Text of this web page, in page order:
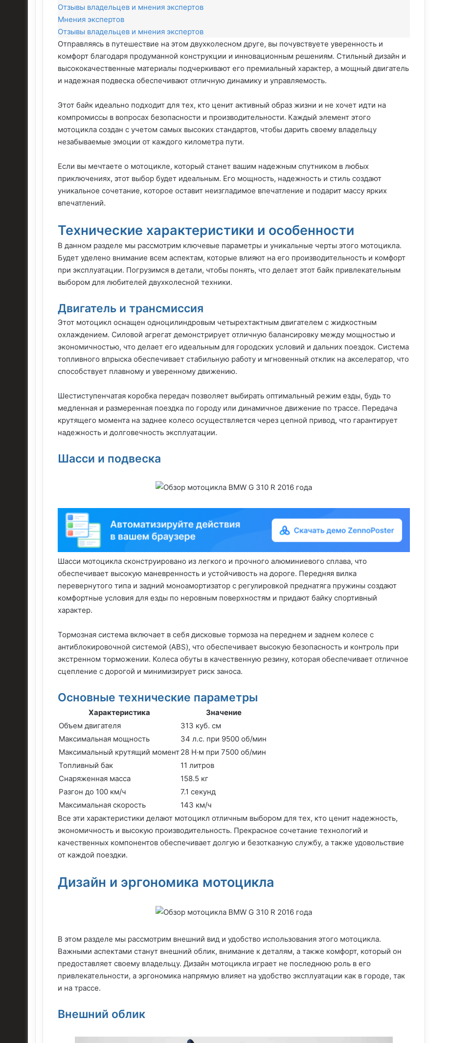
Отзывы владельцев и мнения экспертов
Мнения экспертов
Отзывы владельцев и мнения экспертов
Отправляясь в путешествие на этом двухколесном друге, вы почувствуете уверенность и
комфорт благодаря продуманной конструкции и инновационным решениям. Стильный дизайн и
высококачественные материалы подчеркивают его премиальный характер, а мощный двигатель
и надежная подвеска обеспечивают отличную динамику и управляемость.
Этот байк идеально подходит для тех, кто ценит активный образ жизни и не хочет идти на
компромиссы в вопросах безопасности и производительности. Каждый элемент этого
мотоцикла создан с учетом самых высоких стандартов, чтобы дарить своему владельцу
незабываемые эмоции от каждого километра пути.
Если вы мечтаете о мотоцикле, который станет вашим надежным спутником в любых
приключениях, этот выбор будет идеальным. Его мощность, надежность и стиль создают
уникальное сочетание, которое оставит неизгладимое впечатление и подарит массу ярких
впечатлений.
Технические характеристики и особенности
В данном разделе мы рассмотрим ключевые параметры и уникальные черты этого мотоцикла.
Будет уделено внимание всем аспектам, которые влияют на его производительность и комфорт
при эксплуатации. Погрузимся в детали, чтобы понять, что делает этот байк привлекательным
выбором для любителей двухколесной техники.
Двигатель и трансмиссия
Этот мотоцикл оснащен одноцилиндровым четырехтактным двигателем с жидкостным
охлаждением. Силовой агрегат демонстрирует отличную балансировку между мощностью и
экономичностью, что делает его идеальным для городских условий и дальних поездок. Система
топливного впрыска обеспечивает стабильную работу и мгновенный отклик на акселератор, что
способствует плавному и уверенному движению.
Шестиступенчатая коробка передач позволяет выбирать оптимальный режим езды, будь то
медленная и размеренная поездка по городу или динамичное движение по трассе. Передача
крутящего момента на заднее колесо осуществляется через цепной привод, что гарантирует
надежность и долговечность эксплуатации.
Шасси и подвеска
Шасси мотоцикла сконструировано из легкого и прочного алюминиевого сплава, что
обеспечивает высокую маневренность и устойчивость на дороге. Передняя вилка
перевернутого типа и задний моноамортизатор с регулировкой преднатяга пружины создают
комфортные условия для езды по неровным поверхностям и придают байку спортивный
характер.
Тормозная система включает в себя дисковые тормоза на переднем и заднем колесе с
антиблокировочной системой (ABS), что обеспечивает высокую безопасность и контроль при
экстренном торможении. Колеса обуты в качественную резину, которая обеспечивает отличное
сцепление с дорогой и минимизирует риск заноса.
Основные технические параметры
Характеристика
Значение
Объем двигателя
313 куб. см
Максимальная мощность
34 л.с. при 9500 об/мин
Максимальный крутящий момент28 Н·м при 7500 об/мин
Топливный бак
11 литров
Снаряженная масса
158.5 кг
Разгон до 100 км/ч
7.1 секунд
Максимальная скорость
143 км/ч
Все эти характеристики делают мотоцикл отличным выбором для тех, кто ценит надежность,
экономичность и высокую производительность. Прекрасное сочетание технологий и
качественных компонентов обеспечивает долгую и безотказную службу, а также удовольствие
от каждой поездки.
Дизайн и эргономика мотоцикла
В этом разделе мы рассмотрим внешний вид и удобство использования этого мотоцикла.
Важными аспектами станут внешний облик, внимание к деталям, а также комфорт, который он
предоставляет своему владельцу. Дизайн мотоцикла играет не последнюю роль в его
привлекательности, а эргономика напрямую влияет на удобство эксплуатации как в городе, так
и на трассе.
Внешний облик